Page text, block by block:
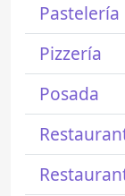
Pastelería
Pizzería
Posada